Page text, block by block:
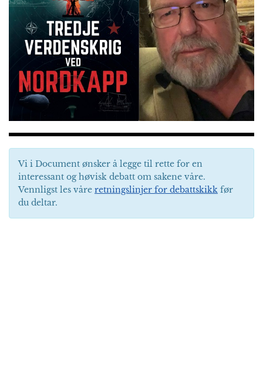
Vi i Document ønsker å legge til rette for en
interessant og høvisk debatt om sakene våre.
Vennligst les våre retningslinjer for debattskikk før
du deltar.